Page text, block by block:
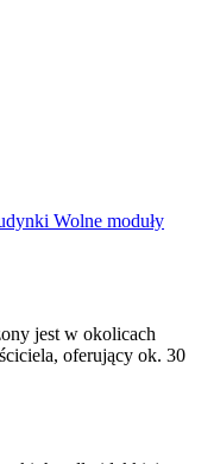
Wolne moduły
jest w okolicach
oferujący ok. 30